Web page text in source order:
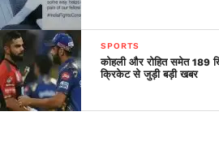
SPORTS
कोहली और रोहित समेत 189
क्रिकेट से जुड़ी बड़ी खबर